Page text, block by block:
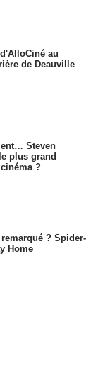
au
de Deauville
Steven
plus grand
?
? Spider-
Home